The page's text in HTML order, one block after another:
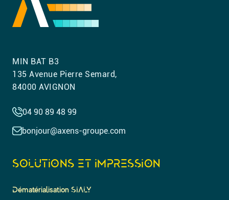
MIN BAT B3
135 Avenue Pierre Semard,
84000 AVIGNON
04 90 89 48 99
bonjour@axens-groupe.com
SOLUTIONS ET IMPRESSION
Dématérialisation SIALY